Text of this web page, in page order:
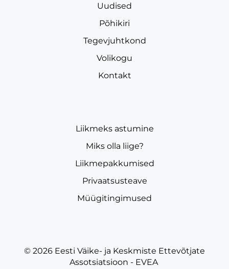
Uudised
Põhikiri
Tegevjuhtkond
Volikogu
Kontakt
Liikmeks astumine
Miks olla liige?
Liikmepakkumised
Privaatsusteave
Müügitingimused
© 2026 Eesti Väike- ja Keskmiste Ettevõtjate
Assotsiatsioon - EVEA